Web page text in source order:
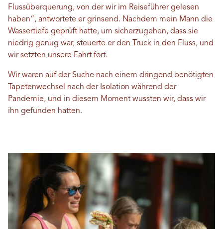
Flussüberquerung, von der wir im Reiseführer gelesen
haben“, antwortete er grinsend. Nachdem mein Mann die
Wassertiefe geprüft hatte, um sicherzugehen, dass sie
niedrig genug war, steuerte er den Truck in den Fluss, und
wir setzten unsere Fahrt fort.
Wir waren auf der Suche nach einem dringend benötigten
Tapetenwechsel nach der Isolation während der
Pandemie, und in diesem Moment wussten wir, dass wir
ihn gefunden hatten.